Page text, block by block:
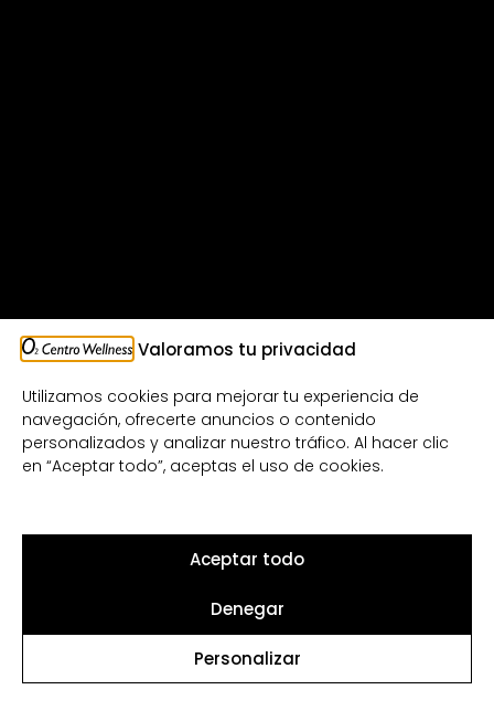
Valoramos tu privacidad
Utilizamos cookies para mejorar tu experiencia de
navegación, ofrecerte anuncios o contenido
personalizados y analizar nuestro tráfico. Al hacer clic
en “Aceptar todo”, aceptas el uso de cookies.
Aceptar todo
Denegar
Personalizar